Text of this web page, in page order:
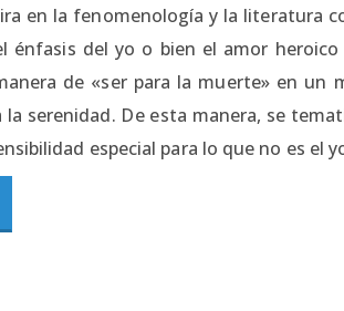
en la fenomenología y la literatura
énfasis del yo o bien el amor
de «ser para la muerte» en un
serenidad. De esta manera, se
especial para lo que no es el